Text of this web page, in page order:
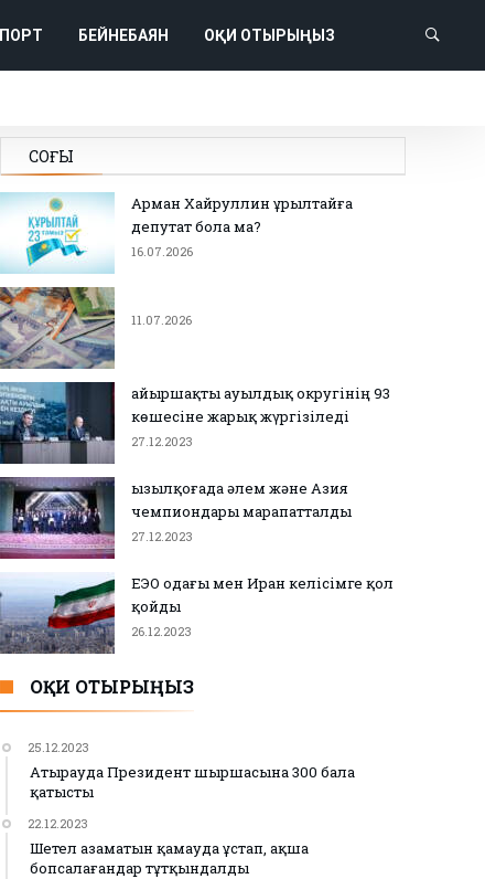
БЕЙНЕБАЯН ОҚИ ОТЫРЫҢЫЗ
СОҢҒЫ
Арман Хайруллин Құрылтайға
депутат бола ма?
16.07.2026
11.07.2026
Қайыршақты ауылдық округінің 93
көшесіне жарық жүргізіледі
27.12.2023
Қызылқоғада әлем және Азия
чемпиондары марапатталды
27.12.2023
ЕЭО одағы мен Иран келісімге қол
қойды
26.12.2023
ОҚИ ОТЫРЫҢЫЗ
25.12.2023
Атырауда Президент шыршасына 300 бала
қатысты
22.12.2023
Шетел азаматын қамауда ұстап, ақша
бопсалағандар тұтқындалды